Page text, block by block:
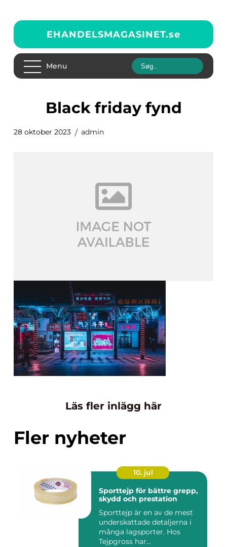
EHANDELSMAGASINET.se
Menu
black friday fynd
28 oktober 2023 admin
Läs fler inlägg här
Fler nyheter
10. jul
Sporttejp för bättre grepp,
skydd och prestation
Sporttejp är en av de mest
underskattade detaljerna i
många lagsporter. Hos
Tejpgross har...